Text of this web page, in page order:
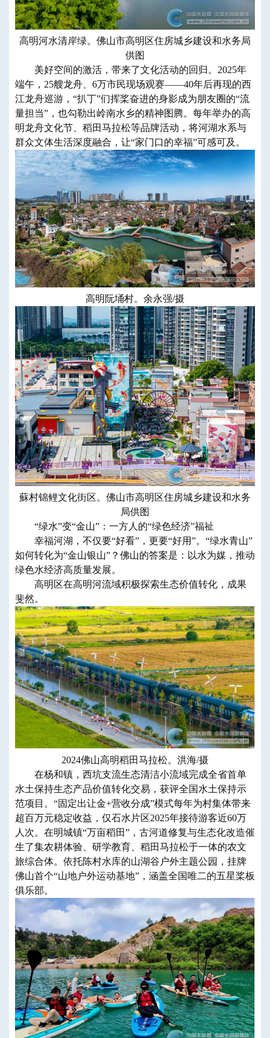
高明河水清岸绿。佛山市高明区住房城乡建设和水务局
供图
美好空间的激活，带来了文化活动的回归。2025年
端午，25艘龙舟、6万市民现场观赛——40年后再现的西
江龙舟巡游，“扒丁”们挥桨奋进的身影成为朋友圈的“流
量担当”，也勾勒出岭南水乡的精神图腾。每年举办的高
明龙舟文化节、稻田马拉松等品牌活动，将河湖水系与
群众文体生活深度融合，让“家门口的幸福”可感可及。
高明阮埇村。余永强/摄
蘇村锦鲤文化街区。佛山市高明区住房城乡建设和水务
局供图
“绿水”变“金山”：一方人的“绿色经济”福祉
幸福河湖，不仅要“好看”，更要“好用”。“绿水青山”
如何转化为“金山银山”？佛山的答案是：以水为媒，推动
绿色水经济高质量发展。
高明区在高明河流域积极探索生态价值转化，成果
斐然。
2024佛山高明稻田马拉松。洪海/摄
在杨和镇，西坑支流生态清洁小流域完成全省首单
水土保持生态产品价值转化交易，获评全国水土保持示
范项目。“固定出让金+营收分成”模式每年为村集体带来
超百万元稳定收益，仅石水片区2025年接待游客近60万
人次。在明城镇“万亩稻田”，古河道修复与生态化改造催
生了集农耕体验、研学教育、稻田马拉松于一体的农文
旅综合体。依托陈村水库的山湖谷户外主题公园，挂牌
佛山首个“山地户外运动基地”，涵盖全国唯二的五星桨板
俱乐部。